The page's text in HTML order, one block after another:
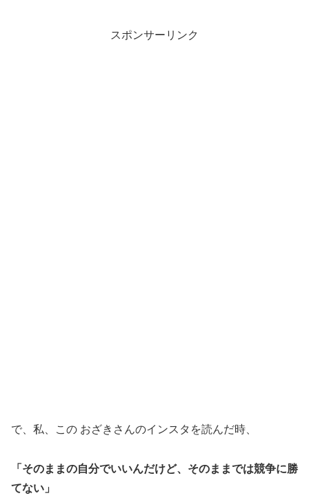
スポンサーリンク
で、私、この おざきさんのインスタを読んだ時、
「そのままの自分でいいんだけど、そのままでは競争に勝
てない」